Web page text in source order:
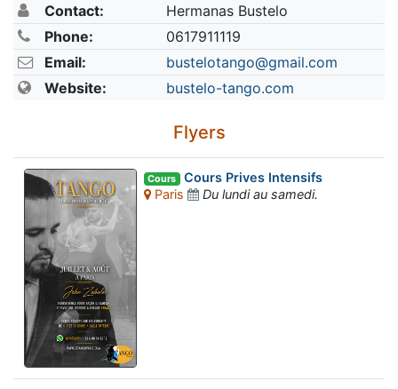
Contact:
Hermanas Bustelo
Phone:
0617911119
Email:
bustelotango@gmail.com
Website:
bustelo-tango.com
Flyers
Cours Cours Prives Intensifs
Paris
Du lundi au samedi.